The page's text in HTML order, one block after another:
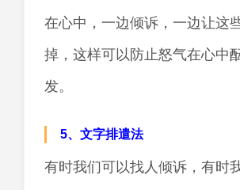
在心中，一边倾诉，一边让这
掉，这样可以防止怒气在心中
发。
5、文字排遣法
有时我们可以找人倾诉，有时